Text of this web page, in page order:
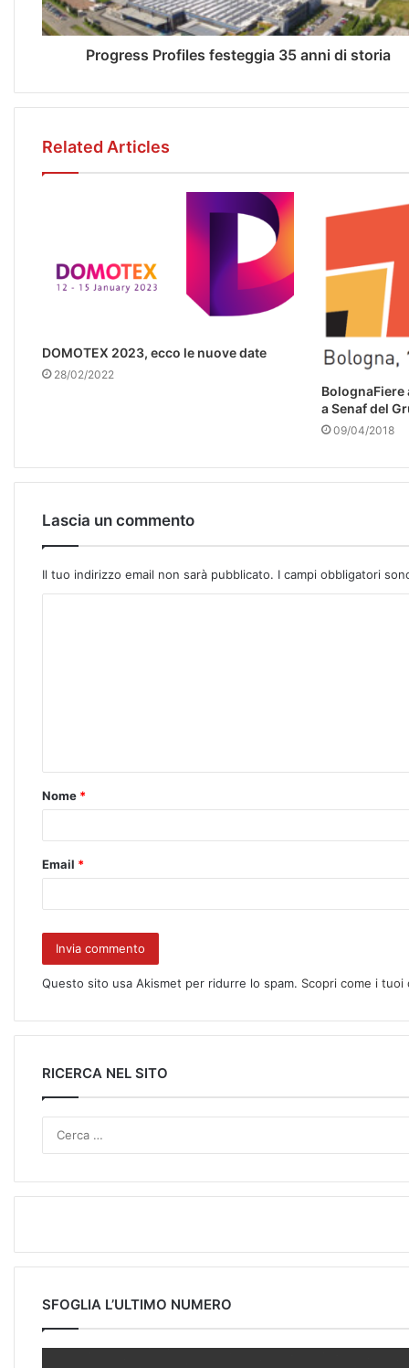
Progress Profiles festeggia 35 anni di storia
Related Articles
DOMOTEX 2023, ecco le nuove date
28/02/2022
BolognaFiere
a Senaf del
09/04/2018
Lascia un commento
Il tuo indirizzo email non sarà pubblicato. I campi obbligatori
Nome *
Email *
Questo sito usa Akismet per ridurre lo spam. Scopri come i
RICERCA NEL SITO
SFOGLIA L’ULTIMO NUMERO